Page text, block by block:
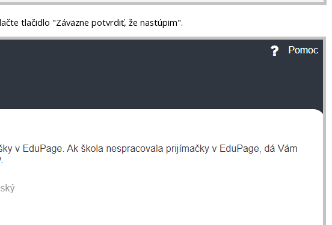
tlačidlo "Záväzne potvrdiť, že nastúpim".